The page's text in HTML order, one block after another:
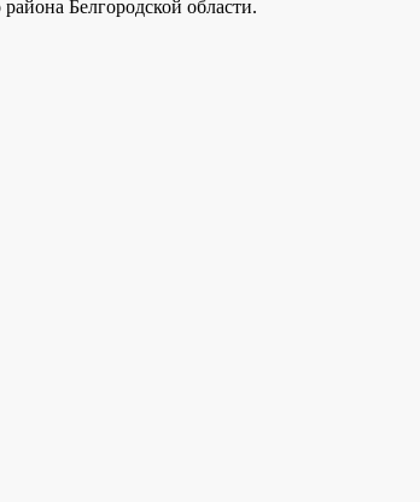
Белгородской области.